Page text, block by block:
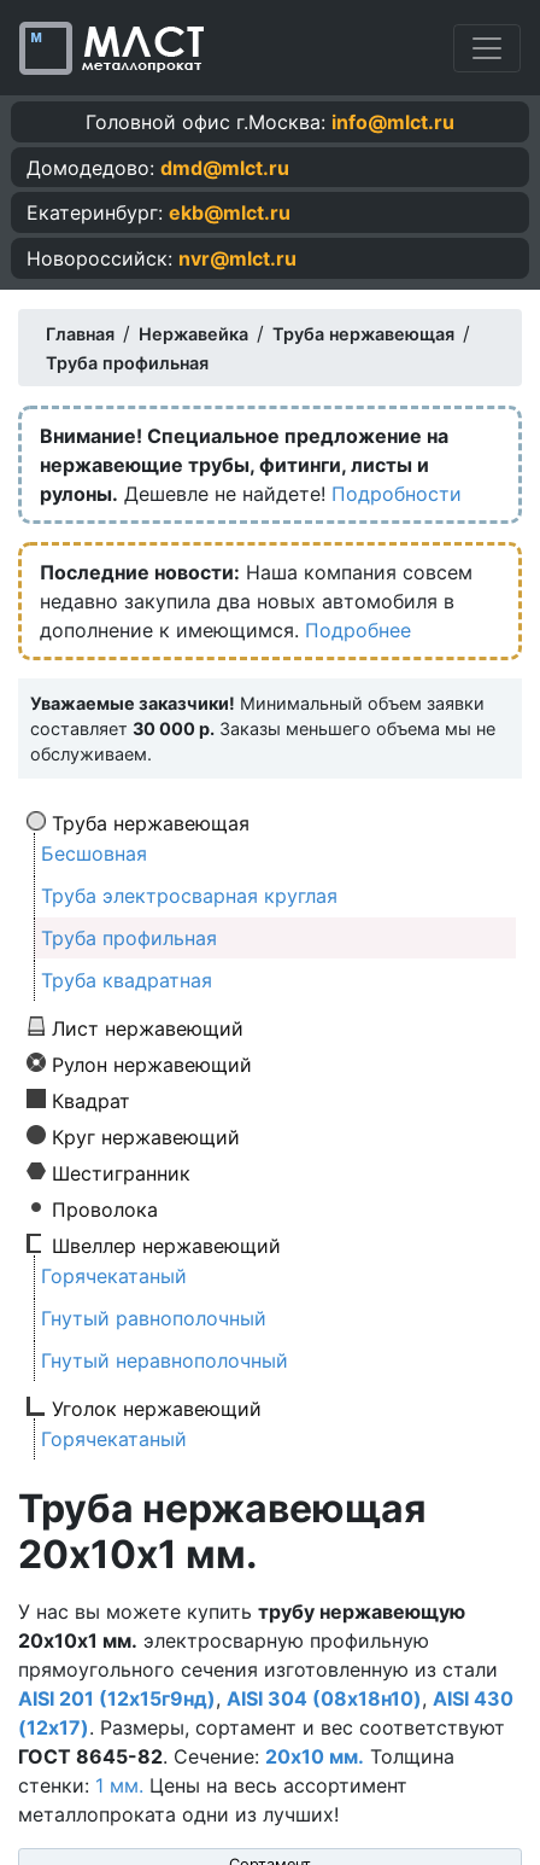
Головной офис г.Москва: info@mlct.ru
Домодедово: dmd@mlct.ru
Екатеринбург: ekb@mlct.ru
Новороссийск: nvr@mlct.ru
Главная / Нержавейка / Труба нержавеющая /
Труба профильная
Внимание! Специальное предложение на
нержавеющие трубы, фитинги, листы и
рулоны. Дешевле не найдете! Подробности
Последние новости: Наша компания совсем
недавно закупила два новых автомобиля в
дополнение к имеющимся. Подробнее
Уважаемые заказчики! Минимальный объем заявки
составляет 30 000 р. Заказы меньшего объема мы не
обслуживаем.
Труба нержавеющая
Бесшовная
Труба электросварная круглая
Труба профильная
Труба квадратная
Лист нержавеющий
Рулон нержавеющий
Квадрат
Круг нержавеющий
Шестигранник
Проволока
Швеллер нержавеющий
Горячекатаный
Гнутый равнополочный
Гнутый неравнополочный
Уголок нержавеющий
Горячекатаный
Труба нержавеющая
20х10х1 мм.
У нас вы можете купить трубу нержавеющую
20х10х1 мм. электросварную профильную
прямоугольного сечения изготовленную из стали
AISI 201 (12х15г9нд), AISI 304 (08х18н10), AISI 430
(12х17). Размеры, сортамент и вес соответствуют
ГОСТ 8645-82. Сечение: 20x10 мм. Толщина
стенки: 1 мм. Цены на весь ассортимент
металлопроката одни из лучших!